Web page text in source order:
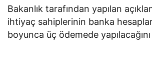
Bakanlık tarafından yapılan
ihtiyaç sahiplerinin banka
boyunca üç ödemede yapılacağını